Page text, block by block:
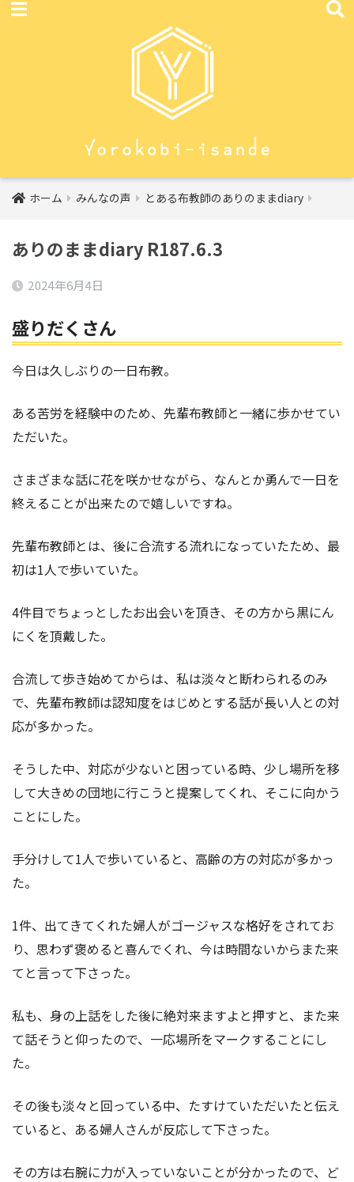
ホーム みんなの声 とある布教師のありのままdiary
ありのままdiary R187.6.3
2024年6月4日
盛りだくさん
今日は久しぶりの一日布教。
ある苦労を経験中のため、先輩布教師と一緒に歩かせてい
ただいた。
さまざまな話に花を咲かせながら、なんとか勇んで一日を
終えることが出来たので嬉しいですね。
先輩布教師とは、後に合流する流れになっていたため、最
初は1人で歩いていた。
4件目でちょっとしたお出会いを頂き、その方から黒にん
にくを頂戴した。
合流して歩き始めてからは、私は淡々と断わられるのみ
で、先輩布教師は認知度をはじめとする話が長い人との対
応が多かった。
そうした中、対応が少ないと困っている時、少し場所を移
して大きめの団地に行こうと提案してくれ、そこに向かう
ことにした。
手分けして1人で歩いていると、高齢の方の対応が多かっ
た。
1件、出てきてくれた婦人がゴージャスな格好をされてお
り、思わず褒めると喜んでくれ、今は時間ないからまた来
てと言って下さった。
私も、身の上話をした後に絶対来ますよと押すと、また来
て話そうと仰ったので、一応場所をマークすることにし
た。
その後も淡々と回っている中、たすけていただいたと伝え
ていると、ある婦人さんが反応して下さった。
その方は右腕に力が入っていないことが分かったので、ど